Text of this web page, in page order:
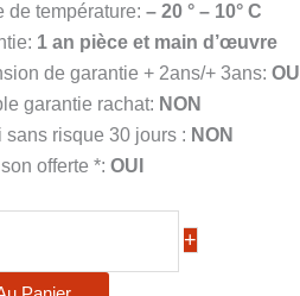
de température:– 20 ° – 10° C
1 an pièce et main d’œuvre
de garantie + 2ans/+ 3ans:OUI
garantie rachat: NON
sans risque 30 jours : NON
offerte *:OUI
+